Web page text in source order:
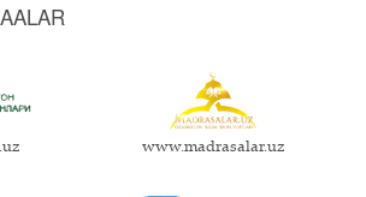
www.madrasalar.uz